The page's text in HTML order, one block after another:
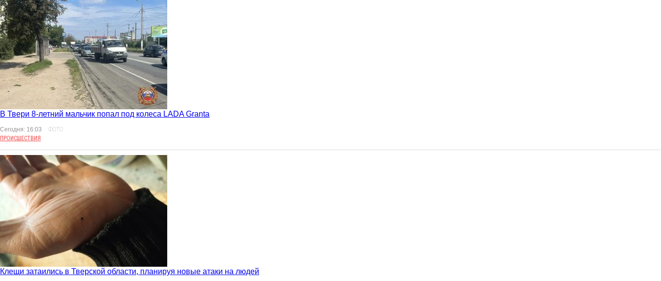
В Твери 8-летний мальчик попал под колеса LADA Granta
Сегодня: 16:03
ФОТО
ПРОИСШЕСТВИЯ
Клещи затаились в Тверской области, планируя новые атаки на людей